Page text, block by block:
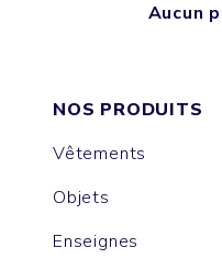
Aucun
NOS PRODUITS
Vêtements
Objets
Enseignes